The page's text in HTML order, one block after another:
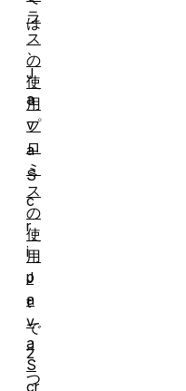
は
、
J
a
v
a
S
c
r
i
p
t
で
2
つ
ラ
ス
の
使
用
プ
ロ
ミ
ス
の
使
用
J
a
v
a
S
cr